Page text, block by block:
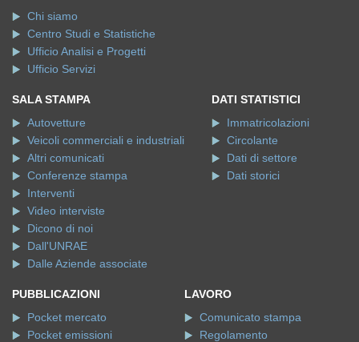
Chi siamo
Centro Studi e Statistiche
Ufficio Analisi e Progetti
Ufficio Servizi
SALA STAMPA
Autovetture
Veicoli commerciali e industriali
Altri comunicati
Conferenze stampa
Interventi
Video interviste
Dicono di noi
Dall'UNRAE
Dalle Aziende associate
DATI STATISTICI
Immatricolazioni
Circolante
Dati di settore
Dati storici
PUBBLICAZIONI
Pocket mercato
Pocket emissioni
LAVORO
Comunicato stampa
Regolamento